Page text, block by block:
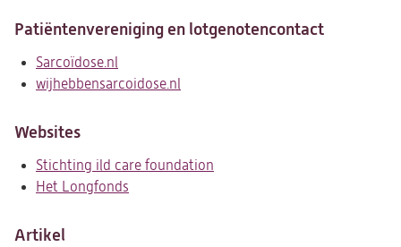
Patiëntenvereniging en lotgenotencontact
Sarcoïdose.nl
in
wijhebbensarcoidose.nl
tab)
Websites
Stichting ild care foundation
Het Longfonds
Artikel